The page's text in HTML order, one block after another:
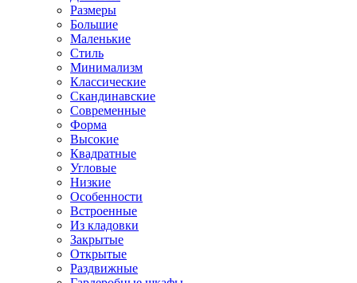
Размеры
Большие
Маленькие
Стиль
Минимализм
Классические
Скандинавские
Современные
Форма
Высокие
Квадратные
Угловые
Низкие
Особенности
Встроенные
Из кладовки
Закрытые
Открытые
Раздвижные